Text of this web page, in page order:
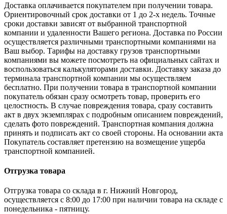
Доставка оплачивается покупателем при получении товара.
Ориентировочный срок доставки от 1 до 2-х недель. Точные
сроки доставки зависят от выбранной транспортной
компании и удаленности Вашего региона. Доставка по России
осуществляется различными транспортными компаниями на
Ваш выбор. Тарифы на доставку грузов транспортными
компаниями вы можете посмотреть на официальных сайтах и
воспользоваться калькуляторами доставки. Доставку заказа до
терминала транспортной компании мы осуществляем
бесплатно. При получении товара в транспортной компании
покупатель обязан сразу осмотреть товар, проверить его
целостность. В случае повреждения товара, сразу составить
акт в двух экземплярах с подробным описанием повреждений,
сделать фото повреждений. Транспортная компания должна
принять и подписать акт со своей стороны. На основании акта
Покупатель составляет претензию на возмещение ущерба
транспортной компанией.
Отгрузка товара
Отгрузка товара со склада в г. Нижний Новгород,
осуществляется с 8:00 до 17:00 при наличии товара на складе с
понедельника - пятницу.